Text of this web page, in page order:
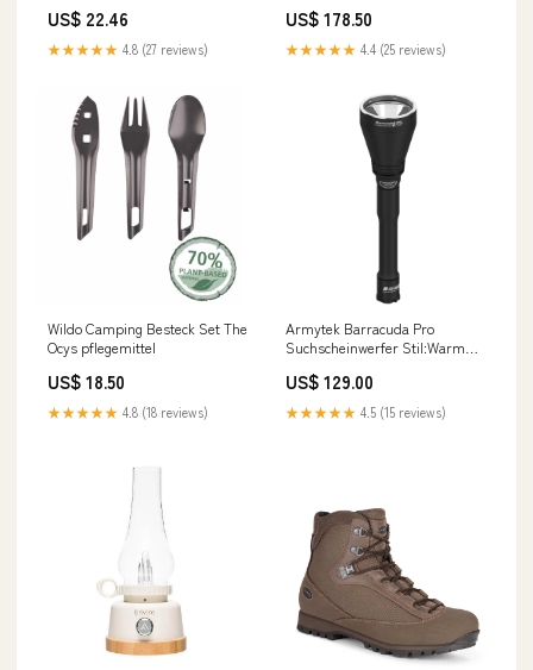
US$ 22.46
★★★★★ 4.8 (27 reviews)
US$ 178.50
★★★★★ 4.4 (25 reviews)
Wildo Camping Besteck Set The
Ocys pflegemittel
US$ 18.50
★★★★★ 4.8 (18 reviews)
Armytek Barracuda Pro
Suchscheinwerfer Stil:Warm
US$ 129.00
★★★★★ 4.5 (15 reviews)